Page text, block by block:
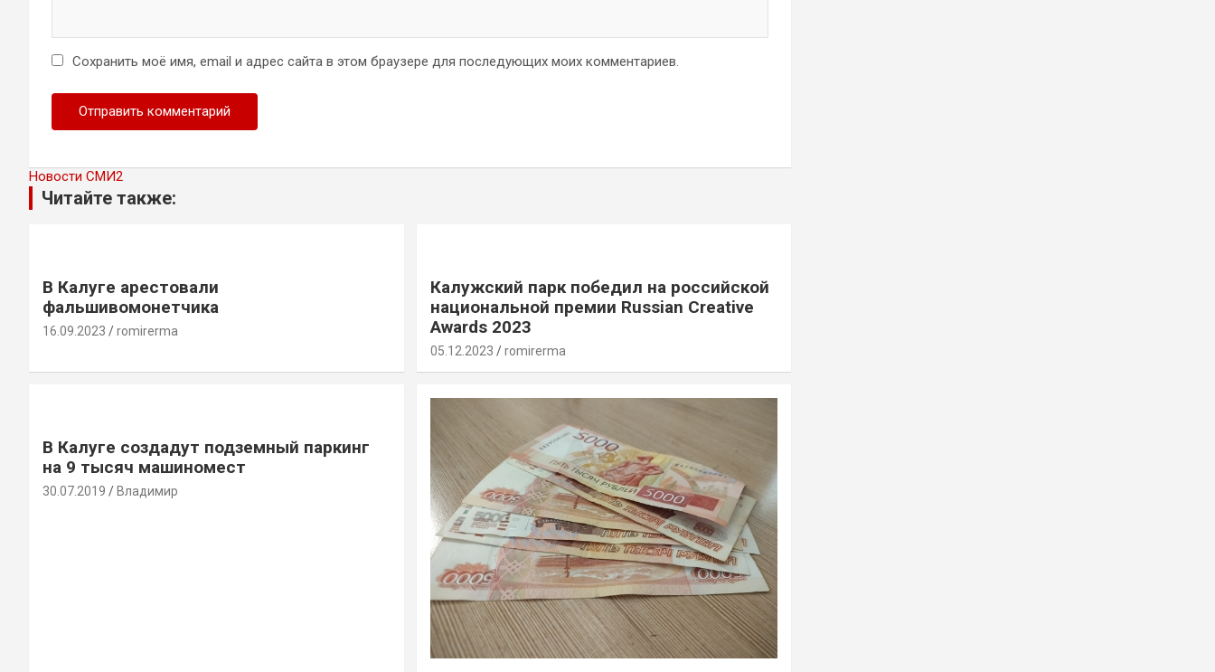
Сохранить моё имя, email и адрес сайта в этом браузере для последующих моих комментариев.
Новости СМИ2
Читайте также:
В Калуге арестовали
фальшивомонетчика
16.09.2023 romirerma
Калужский парк победил на российской
национальной премии Russian Creative
Awards 2023
05.12.2023 romirerma
В Калуге создадут подземный паркинг
на 9 тысяч машиномест
30.07.2019 Владимир